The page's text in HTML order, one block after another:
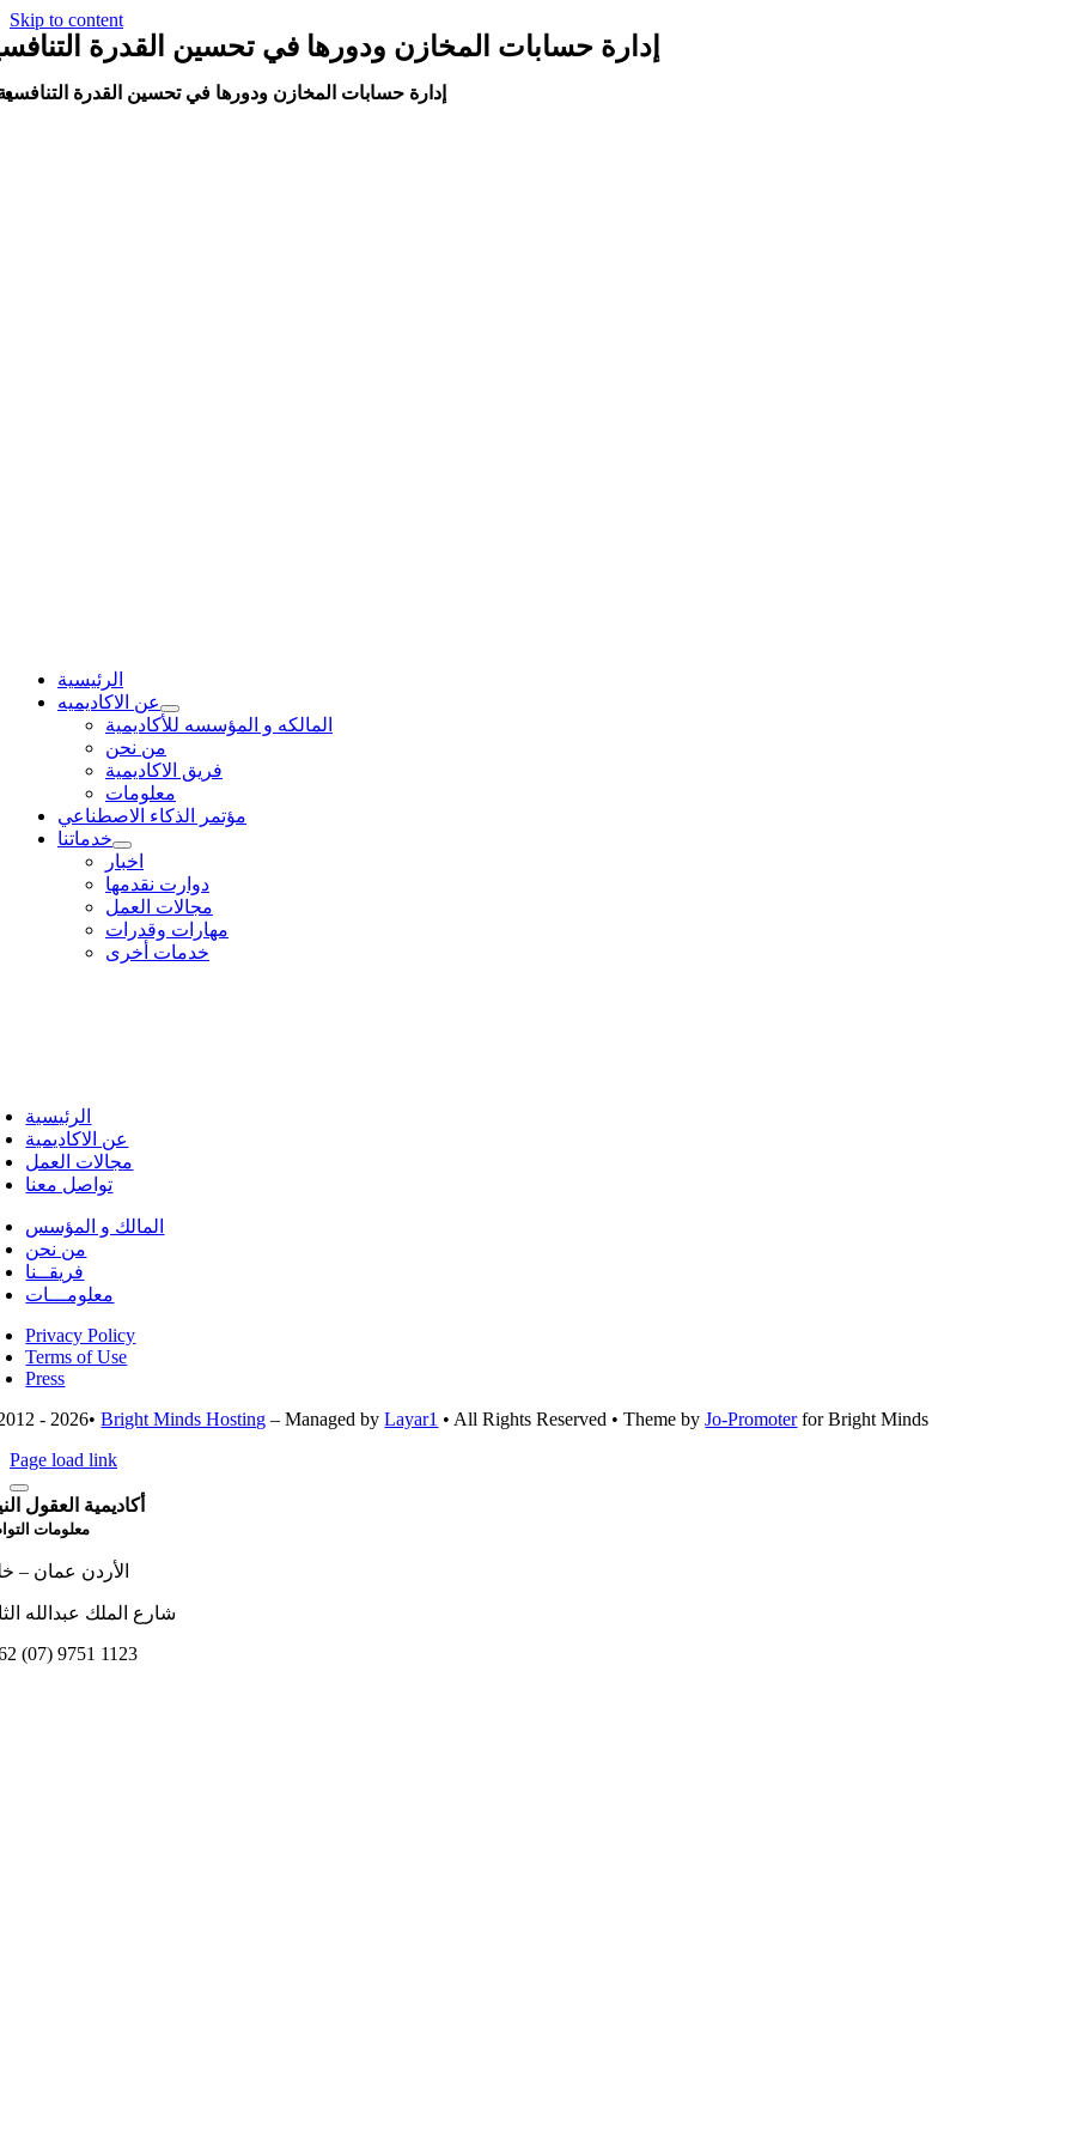
Skip to content
الرئيسية
عن الاكاديميه
المالكه و المؤسسه للأكاديمية
من نحن
فريق الاكاديمية
معلومات
مؤتمر الذكاء الاصطناعي
خدماتنا
اخبار
دوارت نقدمها
مجالات العمل
مهارات وقدرات
خدمات أخرى
إدارة حسابات المخازن ودورها في تحسين القدرة
إدارة حسابات المخازن ودورها في تحسين القدرة
الرئيسية
عن الاكاديمية
مجالات العمل
تواصل معنا
المالك و المؤسس
من نحن
فريقــنا
معلومـــات
Privacy Policy
Terms of Use
Press
- 2026•Bright Minds Hosting – Managed byLayar1 • All Rights Reserved • Theme byJo-Promoterfor Bright Minds
Page load link
أكاديمية العقول
معلومات
الأردن عمان –
(07) 9751 1123